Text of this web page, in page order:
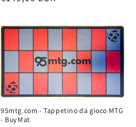
listino
95mtg.com - Tappetino da gioco MTG
- BuyMat